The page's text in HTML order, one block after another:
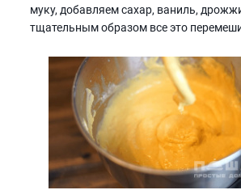
муку, добавляем сахар, ваниль,
тщательным образом все это